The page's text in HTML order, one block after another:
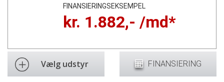
FINANSIERINGSEKSEMPEL
kr. 1.882,- /md*
Vælg udstyr FINANSIERING